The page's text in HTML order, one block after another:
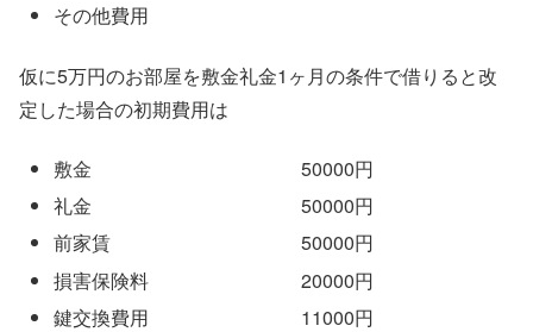
その他費用
仮に5万円のお部屋を敷金礼金1ヶ月の条件で借りると改
定した場合の初期費用は
敷金 50000円
礼金 50000円
前家賃 50000円
損害保険料 20000円
鍵交換費用 11000円